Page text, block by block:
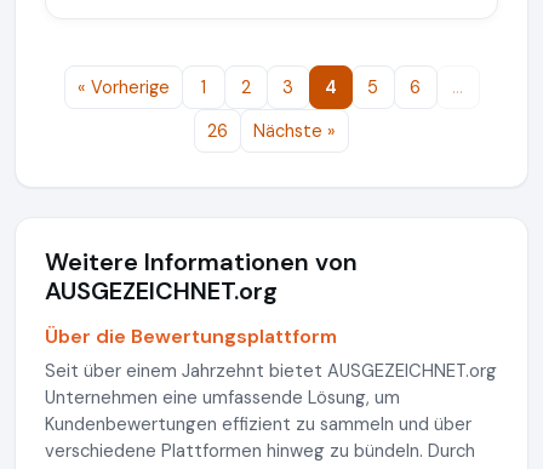
« Vorherige 1 2 3 4 5 6
…
26
Nächste »
Weitere Informationen von
AUSGEZEICHNET.org
Über die Bewertungsplattform
Seit über einem Jahrzehnt bietet AUSGEZEICHNET.org
Unternehmen eine umfassende Lösung, um
Kundenbewertungen effizient zu sammeln und über
verschiedene Plattformen hinweg zu bündeln. Durch